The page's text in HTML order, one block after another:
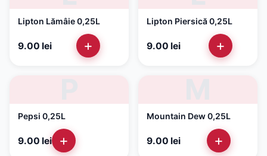
Lipton Lămâie 0,25L
9.00 lei +
Lipton Piersică 0,25L
9.00 lei +
Pepsi 0,25L
9.00 lei +
Mountain Dew 0,25L
9.00 lei +